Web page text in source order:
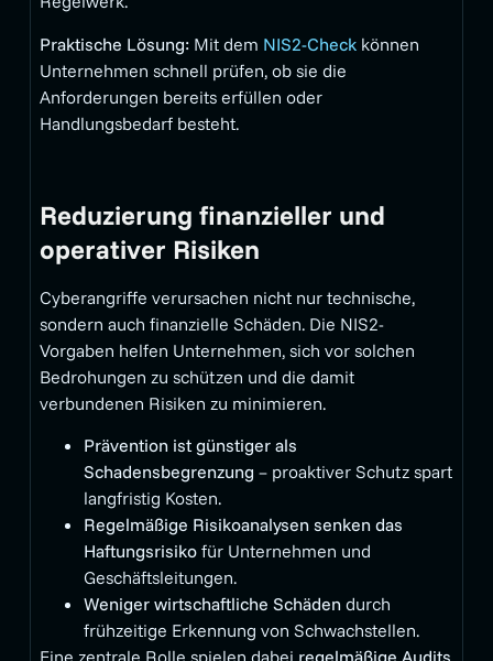
Praktische Lösung:Mit dem NIS2-Checkkönnen
Unternehmen schnell prüfen, ob sie die
Anforderungen bereits erfüllen oder
Handlungsbedarf besteht.
Reduzierung finanzieller und
operativer Risiken
Cyberangriffe verursachen nicht nur technische,
sondern auch finanzielle Schäden. Die NIS2-
Vorgaben helfen Unternehmen, sich vor solchen
Bedrohungen zu schützen und die damit
verbundenen Risiken zu minimieren.
Prävention ist günstiger als
Schadensbegrenzung – proaktiver Schutz spart
langfristig Kosten.
Regelmäßige Risikoanalysen senken das
Haftungsrisikofür Unternehmen und
Geschäftsleitungen.
Weniger wirtschaftliche Schäden durch
frühzeitige Erkennung von Schwachstellen.
Eine zentrale Rolle spielen dabei regelmäßige Audits